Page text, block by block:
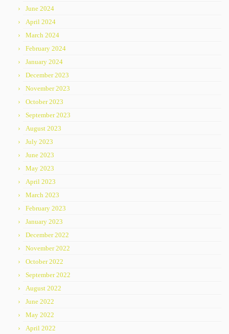
June 2024
April 2024
March 2024
February 2024
January 2024
December 2023
November 2023
October 2023
September 2023
August 2023
July 2023
June 2023
May 2023
April 2023
March 2023
February 2023
January 2023
December 2022
November 2022
October 2022
September 2022
August 2022
June 2022
May 2022
April 2022